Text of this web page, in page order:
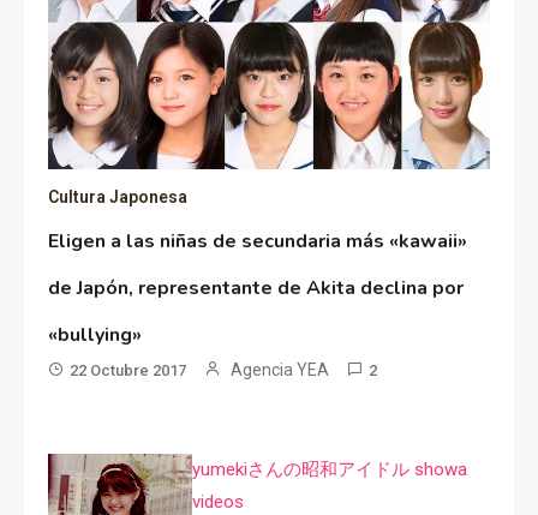
Cultura Japonesa
Eligen a las niñas de secundaria más «kawaii»
de Japón, representante de Akita declina por
«bullying»
22 Octubre 2017 Agencia YEA 2
yumekiさんの昭和アイドル showa
videos